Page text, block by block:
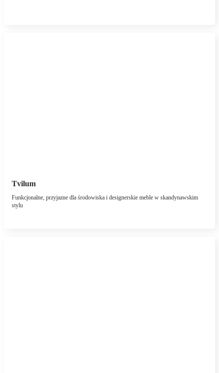
Tvilum
Funkcjonalne, przyjazne dla środowiska i designerskie meble w skandynawskim
stylu